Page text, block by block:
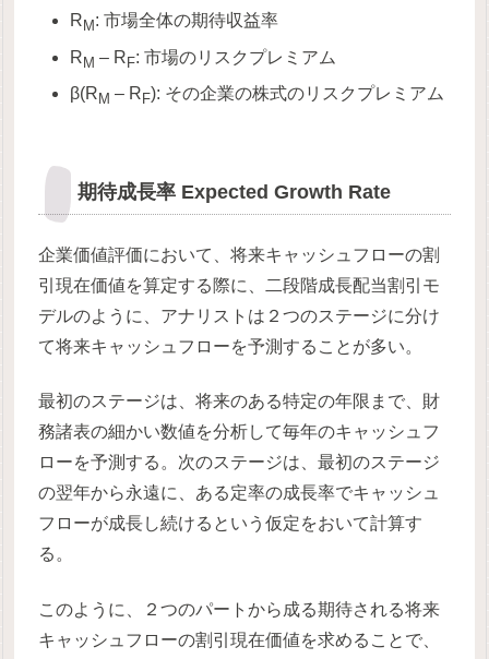
R M : 市場全体の期待収益率
R M – R F: 市場のリスクプレミアム
β(R M – R F): その企業の株式のリスクプレミアム
期待成長率 Expected Growth Rate
企業価値評価において、将来キャッシュフローの割
引現在価値を算定する際に、二段階成長配当割引モ
デルのように、アナリストは２つのステージに分け
て将来キャッシュフローを予測することが多い。
最初のステージは、将来のある特定の年限まで、財
務諸表の細かい数値を分析して毎年のキャッシュフ
ローを予測する。次のステージは、最初のステージ
の翌年から永遠に、ある定率の成長率でキャッシュ
フローが成長し続けるという仮定をおいて計算す
る。
このように、２つのパートから成る期待される将来
キャッシュフローの割引現在価値を求めることで、